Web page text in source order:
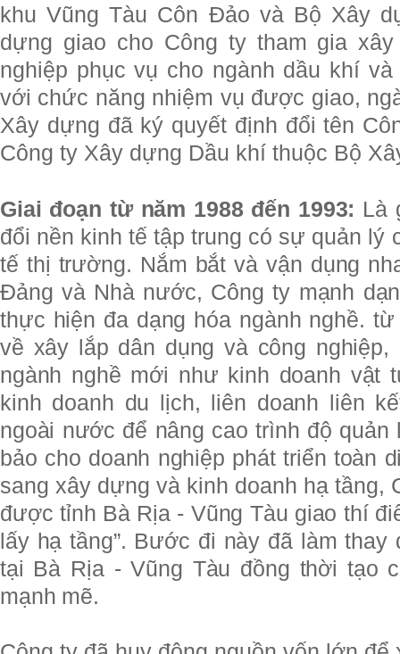
khu Vũng Tàu Côn Đảo và Bộ Xây
dựng giao cho Công ty tham gia
nghiệp phục vụ cho ngành dầu khí
với chức năng nhiệm vụ được giao,
Xây dựng đã ký quyết định đổi tên
Công ty Xây dựng Dầu khí thuộc Bộ
Giai đoạn từ năm 1988 đến 1993: Là
đổi nền kinh tế tập trung có sự quản lý
tế thị trường. Nắm bắt và vận dụng
Đảng và Nhà nước, Công ty mạnh
thực hiện đa dạng hóa ngành nghề.
về xây lắp dân dụng và công
ngành nghề mới như kinh doanh vật
kinh doanh du lịch, liên doanh liên
ngoài nước để nâng cao trình độ
bảo cho doanh nghiệp phát triển toàn
sang xây dựng và kinh doanh hạ tầng,
được tỉnh Bà Rịa - Vũng Tàu giao thí
lấy hạ tầng”. Bước đi này đã làm
tại Bà Rịa - Vũng Tàu đồng thời tạo
mạnh mẽ.